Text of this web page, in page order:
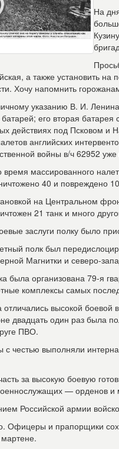
На
а также установить
Хочу напомнить
указанию В. И.
батарей; его вторая
действиях под Псковом
английских
войны в/ч 62952
массированного
40 и повреждено
на Центральном
21 танк и много
заслуги полку было
полк был
Магнитки и северо-
была организована 79-я
комплексы самых
высокой боевой
двадцать один раз была
ПВО.
с честью выполняли
за высокую боевую
— орденов и
Российской армии
Офицеры и прапорщики
мартене.